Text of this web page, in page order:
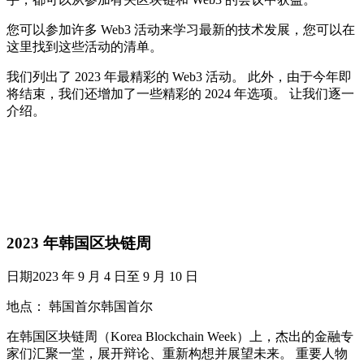
您可以参加许多 Web3 活动来学习最新的技术发展，您可以在
这里找到这些活动的清单。
我们列出了 2023 年最精彩的 Web3 活动。 此外，由于今年即
将结束，我们还增加了一些精彩的 2024 年选项。 让我们逐一
介绍。
2023 年韩国区块链周
日期2023 年 9 月 4 日至 9 月 10 日
地点： 韩国首尔韩国首尔
在韩国区块链周（Korea Blockchain Week）上，杰出的金融专
家们汇聚一堂，展开辩论、重新构想并展望未来。 重要人物